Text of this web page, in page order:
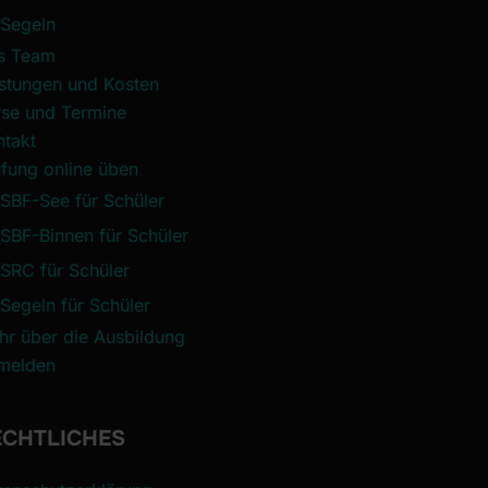
Segeln
Team
und Kosten
und Termine
online üben
SBF-See für Schüler
SBF-Binnen für Schüler
SRC für Schüler
Segeln für Schüler
über die Ausbildung